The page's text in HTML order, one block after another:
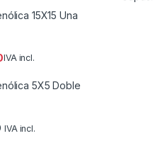
15X15 Una
IVA incl.
5X5 Doble
IVA incl.